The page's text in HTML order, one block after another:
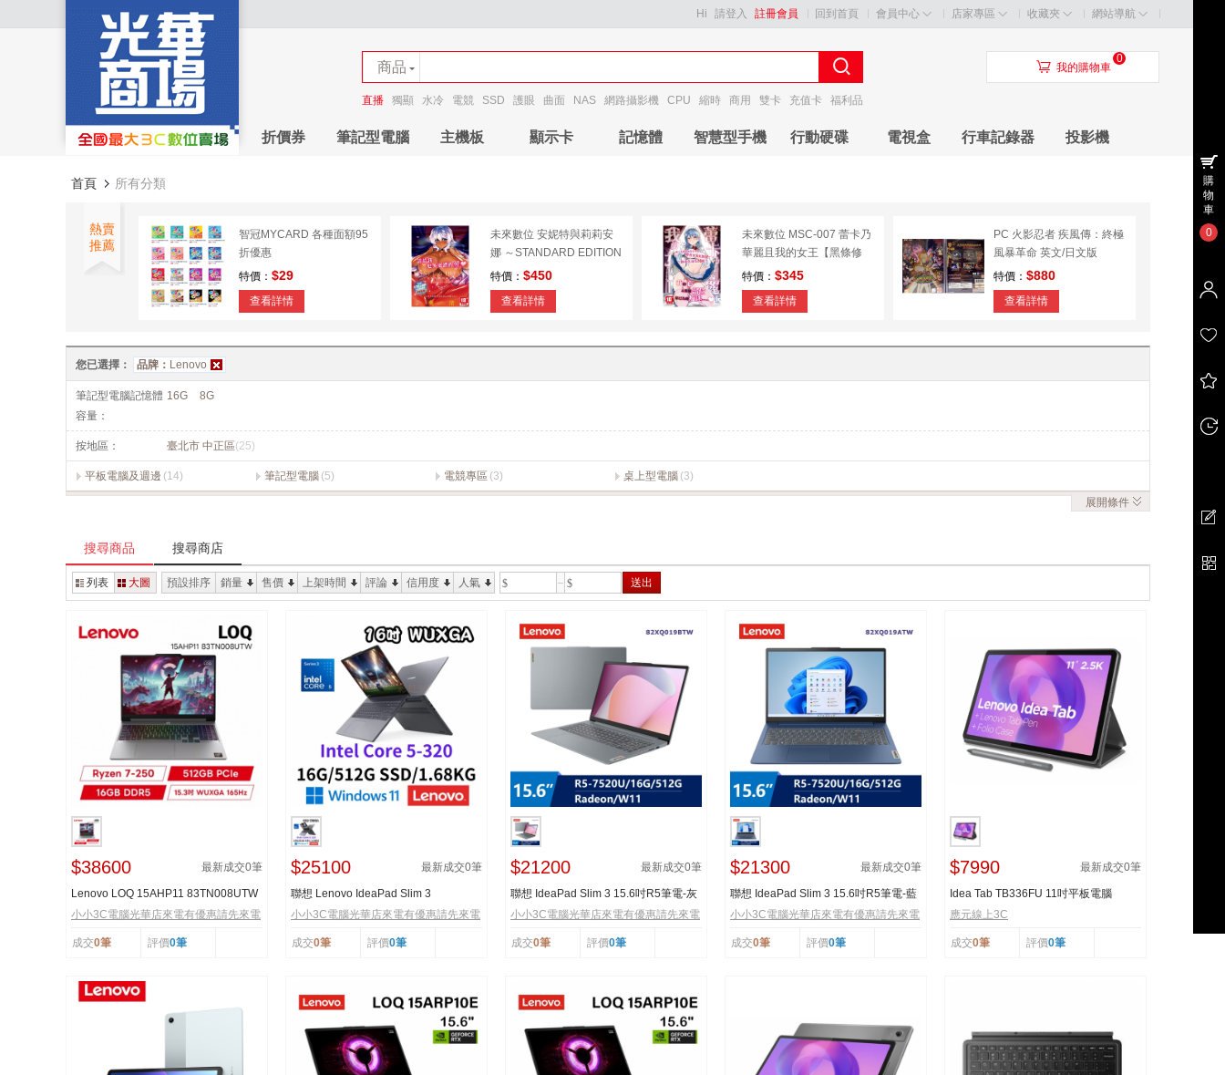
回到首頁 會員中心 店家專區 收藏夾 網站導航
Hi 請登入 註冊會員
商品
商店
直播 獨顯 水冷 電競 SSD 護眼 曲面 NAS 網路攝影機 CPU 縮時 商用 雙卡 充值卡 福利品
󰃦 我的購物車
0
折價券 筆記型電腦 主機板 顯示卡 記憶體 智慧型手機 行動硬碟 電視盒 行車記錄器 投影機
首頁 所有分類
熱賣
推薦
智冠MYCARD 各種面額95
折優惠
特價： $29
查看詳情
未來數位 安妮特與莉莉安
娜 ～STANDARD EDITION
～ IAH-061
特價： $450
查看詳情
未來數位 MSC-007 蕾卡乃
華麗且我的女王【黑條修
正】
特價： $345
查看詳情
PC 火影忍者 疾風傳：終極
風暴革命 英文/日文版
特價： $880
查看詳情
特價：$315
您已選擇： 品牌： Lenovo
筆記型電腦記憶體
容量：
16G 8G
按地區： 臺北市 中正區(25)
平板電腦及週邊 (14) 筆記型電腦 (5) 電競專區 (3) 桌上型電腦 (3)
展開條件
搜尋商品 搜尋商店
列表 大圖 預設排序 銷量 售價 上架時間 評論 信用度 人氣 $ $ 送出
$38600 最新成交0筆
Lenovo LOQ 15AHP11 83TN008UTW
月光灰 聯想極致強...
小小3C電腦光華店來電有優惠請先來電
成交0筆 評價0筆
$25100 最新成交0筆
聯想 Lenovo IdeaPad Slim 3
16IWC11-83RS001PTW
小小3C電腦光華店來電有優惠請先來電
成交0筆 評價0筆
$21200 最新成交0筆
聯想 IdeaPad Slim 3 15.6吋R5筆電-灰
882XQ019BTW
小小3C電腦光華店來電有優惠請先來電
成交0筆 評價0筆
$21300 最新成交0筆
聯想 IdeaPad Slim 3 15.6吋R5筆電-藍
82XQ019ATW
小小3C電腦光華店來電有優惠請先來電
成交0筆 評價0筆
$7990 最新成交0筆
Idea Tab TB336FU 11吋平板電腦
(8G/128G)
應元線上3C
成交0筆 評價0筆
購
物
車
0